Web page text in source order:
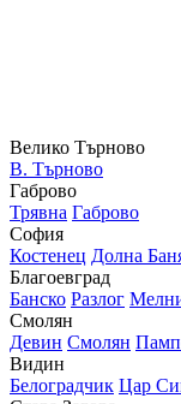
Велико Търново
В. Търново
Габрово
Трявна Габрово
София
Костенец Долна
Благоевград
Банско Разлог
Смолян
Девин Смолян
Видин
Белоградчик Цар